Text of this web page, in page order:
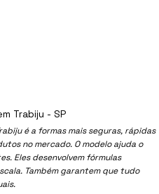
é a formas mais seguras, rápidas
no mercado. O modelo ajuda o
Eles desenvolvem fórmulas
Também garantem que tudo
Trabiju - SP